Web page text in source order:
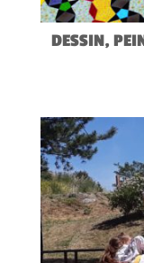
DESSIN,